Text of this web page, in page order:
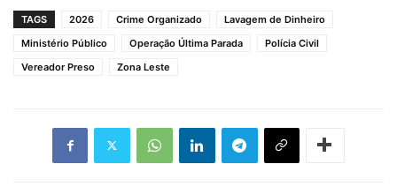
TAGS 2026 Crime Organizado
Lavagem de Dinheiro
Ministério Público
Operação Última Parada
Polícia Civil
Vereador Preso
Zona Leste